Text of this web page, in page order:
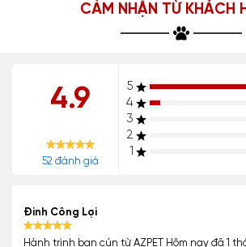
CẢM NHẬN TỪ KHÁCH
4.9
52 đánh giá
5
4
3
2
1
Đinh Công Lợi
Hành trình bạn cún từ AZPET Hôm nay đã 1